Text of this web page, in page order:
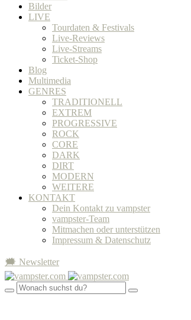
Bilder
LIVE
Tourdaten & Festivals
Live-Reviews
Live-Streams
Ticket-Shop
Blog
Multimedia
GENRES
TRADITIONELL
EXTREM
PROGRESSIVE
ROCK
CORE
DARK
DIRT
MODERN
WEITERE
KONTAKT
Dein Kontakt zu vampster
vampster-Team
Mitmachen oder unterstützen
Impressum & Datenschutz
🗯 Newsletter